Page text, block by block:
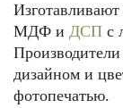
МДФ и ДСП с
дизайном и
фотопечатью.